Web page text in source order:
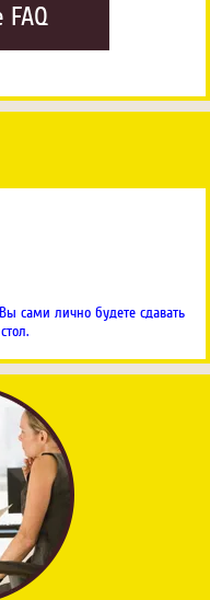
сами лично будете сдавать